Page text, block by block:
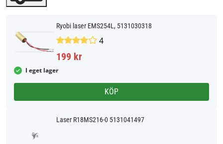
Ryobi laser EMS254L, 5131030318
4
199 kr
I eget lager
KÖP
Laser R18MS216-0 5131041497